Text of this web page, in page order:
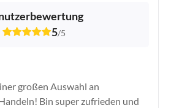
5/5
großen Auswahl an
Bin super zufrieden und